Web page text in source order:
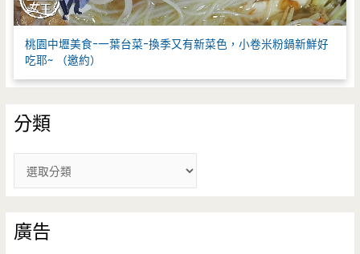
桃園中壢美食-一葉台菜-換季又有新菜色，小卷米粉鍋新鮮好
吃耶~ （邀約）
分類
類
廣告